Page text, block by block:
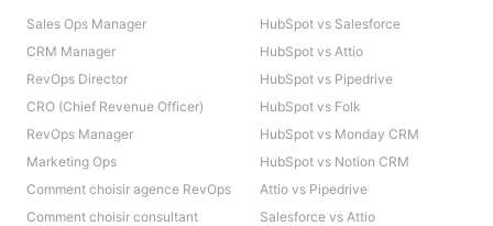
Sales Ops Manager
CRM Manager
RevOps Director
CRO (Chief Revenue Officer)
RevOps Manager
Marketing Ops
Comment choisir agence RevOps
Comment choisir consultant
HubSpot vs Salesforce
HubSpot vs Attio
HubSpot vs Pipedrive
HubSpot vs Folk
HubSpot vs Monday CRM
HubSpot vs Notion CRM
Attio vs Pipedrive
Salesforce vs Attio